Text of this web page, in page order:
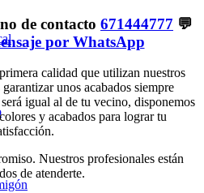
de contacto 671444777 💬
por WhatsApp
calidad que utilizan nuestros
unos acabados siempre
igual al de tu vecino, disponemos
y acabados para lograr tu
Nuestros profesionales están
de atenderte.